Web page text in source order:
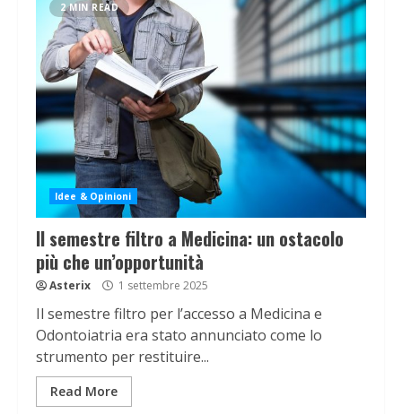
2 MIN READ
Idee & Opinioni
Il semestre filtro a Medicina: un ostacolo
più che un’opportunità
Asterix 1 settembre 2025
Il semestre filtro per l’accesso a Medicina e
Odontoiatria era stato annunciato come lo
strumento per restituire...
Read More